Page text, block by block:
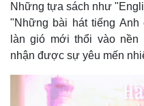
Những tựa sách như
"Những bài hát tiếng
làn gió mới thổi vào nền
nhận được sự yêu mến